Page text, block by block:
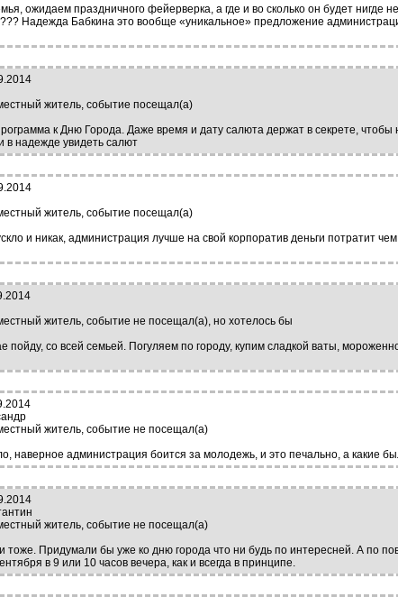
ожидаем праздничного фейерверка, а где и во сколько он будет нигде
Надежда Бабкина это вообще «уникальное» предложение
житель, событие посещал(а)
к Дню Города. Даже время и дату салюта держат в секрете,
в надежде увидеть салют
житель, событие посещал(а)
и никак, администрация лучше на свой корпоратив деньги потратит
житель, событие не посещал(а), но хотелось бы
пойду, со всей семьей. Погуляем по городу, купим сладкой ваты,
житель, событие не посещал(а)
наверное администрация боится за молодежь, и это печально, а какие
житель, событие не посещал(а)
тоже. Придумали бы уже ко дню города что ни будь по интересней. А по
в 9 или 10 часов вечера, как и всегда в принципе.